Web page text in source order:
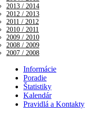
2013 / 2014
2012 / 2013
2011 / 2012
2010 / 2011
2009 / 2010
2008 / 2009
2007 / 2008
Informácie
Poradie
Štatistiky
Kalendár
Pravidlá a Kontakty